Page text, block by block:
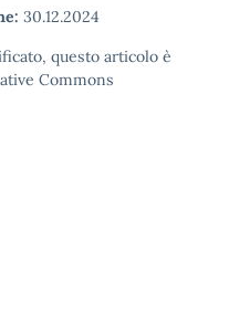
30.12.2024
questo articolo è
Commons